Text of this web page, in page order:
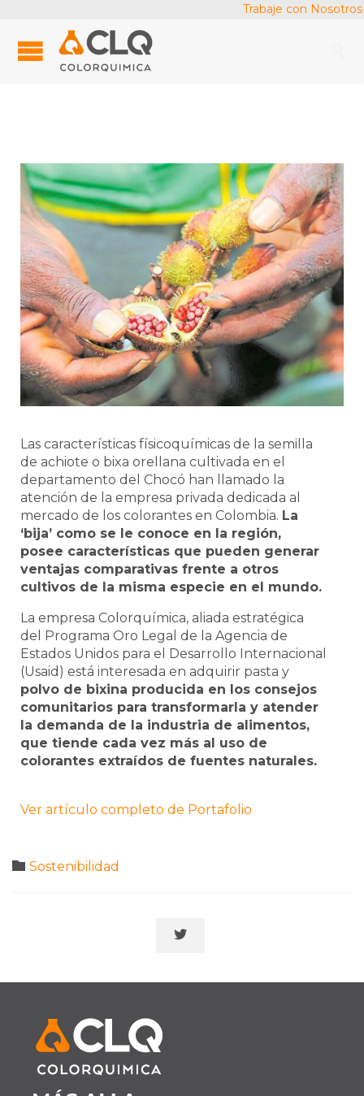
Trabaje con Nosotros
Las características físicoquímicas de la semilla
de achiote o bixa orellana cultivada en el
departamento del Chocó han llamado la
atención de la empresa privada dedicada al
mercado de los colorantes en Colombia. La
‘bija’ como se le conoce en la región,
posee características que pueden generar
ventajas comparativas frente a otros
cultivos de la misma especie en el mundo.
La empresa Colorquímica, aliada estratégica
del Programa Oro Legal de la Agencia de
Estados Unidos para el Desarrollo Internacional
(Usaid) está interesada en adquirir pasta y
polvo de bixina producida en los consejos
comunitarios para transformarla y atender
la demanda de la industria de alimentos,
que tiende cada vez más al uso de
colorantes extraídos de fuentes naturales.
Ver artículo completo de Portafolio
 Category
Sostenibilidad
